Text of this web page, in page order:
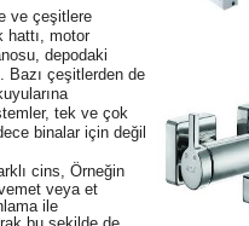
ve çeşitlere
hattı, motor
depodaki
Bazı çeşitlerden de
tek ve çok
binalar için değil
cins, Örneğin
veya et
ile